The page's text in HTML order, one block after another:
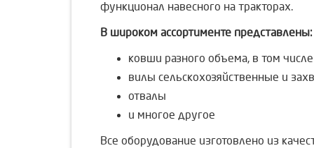
функционал навесного на тракторах.
В широком ассортименте представлены:
ковши разного объема, в том
вилы сельскохозяйственные и
отвалы
и многое другое
Все оборудование изготовлено из